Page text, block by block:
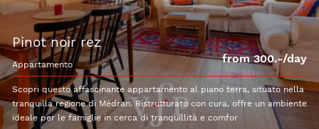
pinot noir rez
appartamento from 300.-/day
Scopri questo affascinante appartamento al piano terra, situato nella
tranquilla regione di Médran. Ristrutturato con cura, offre un ambiente
ideale per le famiglie in cerca di tranquillità e comfor